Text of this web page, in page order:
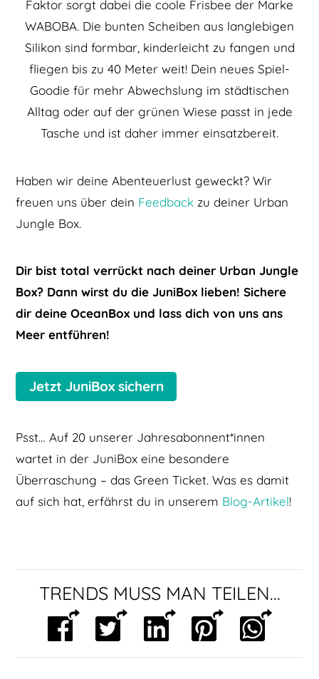
Faktor sorgt dabei die coole Frisbee der Marke
WABOBA. Die bunten Scheiben aus langlebigen
Silikon sind formbar, kinderleicht zu fangen und
fliegen bis zu 40 Meter weit! Dein neues Spiel-
Goodie für mehr Abwechslung im städtischen
Alltag oder auf der grünen Wiese passt in jede
Tasche und ist daher immer einsatzbereit.
Haben wir deine Abenteuerlust geweckt? Wir
freuen uns über dein Feedback zu deiner Urban
Jungle Box.
Dir bist total verrückt nach deiner Urban Jungle
Box? Dann wirst du die JuniBox lieben! Sichere
dir deine OceanBox und lass dich von uns ans
Meer entführen!
Jetzt JuniBox sichern
Psst… Auf 20 unserer Jahresabonnent*innen
wartet in der JuniBox eine besondere
Überraschung – das Green Ticket. Was es damit
auf sich hat, erfährst du in unserem Blog-Artikel!
TRENDS MUSS MAN TEILEN...